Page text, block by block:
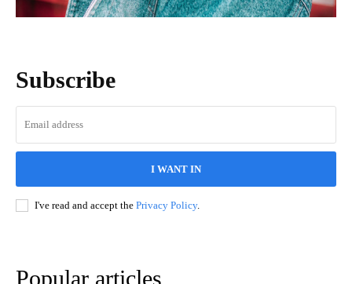
Subscribe
I WANT IN
I've read and accept the Privacy Policy.
Popular articles